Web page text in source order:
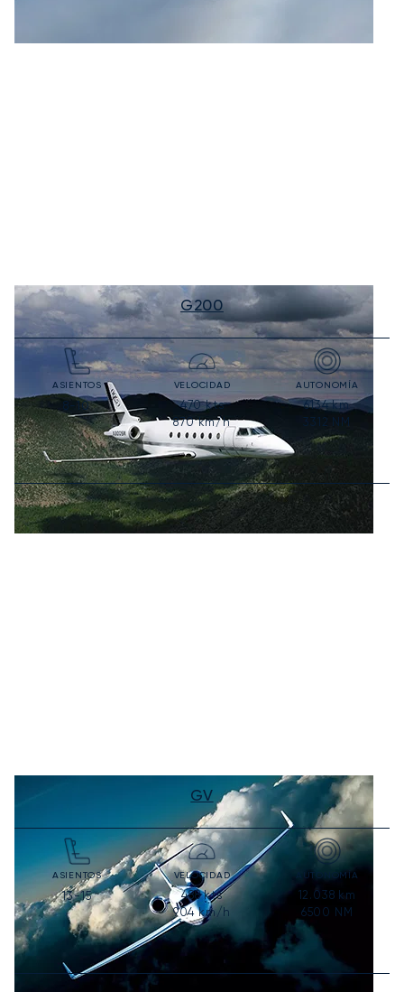
G200
ASIENTOS
8-10
VELOCIDAD
470kts
870km/h
AUTONOMÍA
6134km
3312 NM
GV
ASIENTOS
13-15
VELOCIDAD
488kts
904km/h
AUTONOMÍA
12.038 km
6500 NM